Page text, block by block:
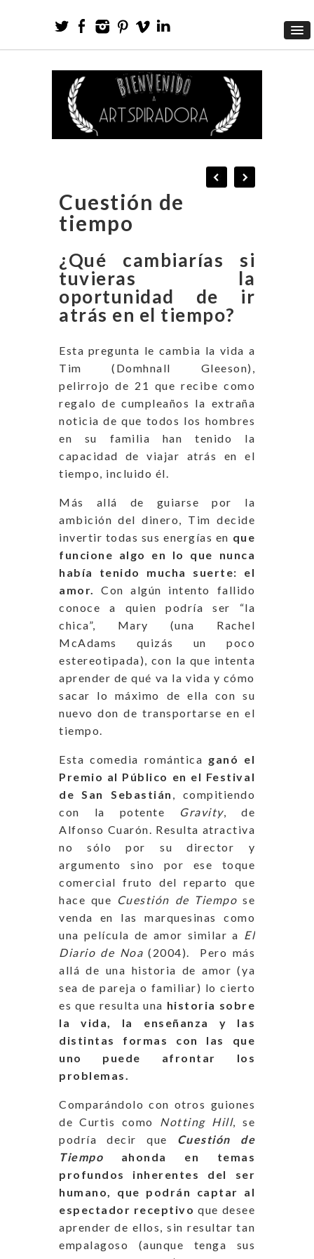
Cuestión de
tiempo
¿Qué cambiarías si
tuvieras la
oportunidad de ir
atrás en el tiempo?
Esta pregunta le cambia la vida a
Tim (Domhnall Gleeson),
pelirrojo de 21 que recibe como
regalo de cumpleaños la extraña
noticia de que todos los hombres
en su familia han tenido la
capacidad de viajar atrás en el
tiempo, incluido él.
Más allá de guiarse por la
ambición del dinero, Tim decide
invertir todas sus energías en que
funcione algo en lo que nunca
había tenido mucha suerte: el
amor.
Con algún intento fallido
conoce a quien podría ser “la
chica”, Mary (una Rachel
McAdams quizás un poco
estereotipada), con la que intenta
aprender de qué va la vida y cómo
sacar lo máximo de ella con su
nuevo don de transportarse en el
tiempo.
Esta comedia romántica ganó el
Premio al Público en el Festival
de San Sebastián , compitiendo
con la potente
Gravity, de
Alfonso Cuarón. Resulta atractiva
no sólo por su director y
argumento sino por ese toque
comercial fruto del reparto que
hace que Cuestión de Tiempo se
venda en las marquesinas como
una película de amor similar a El
Diario de Noa(2004). Pero más
allá de una historia de amor (ya
sea de pareja o familiar) lo cierto
es que resulta una historia sobre
la vida, la enseñanza y las
distintas formas con las que
uno puede afrontar los
problemas.
Comparándolo con otros guiones
de Curtis como Notting Hill, se
podría decir que Cuestión de
Tiempo ahonda en temas
profundos inherentes del ser
humano, que podrán captar al
espectador receptivo que desee
aprender de ellos, sin resultar tan
empalagoso (aunque tenga sus